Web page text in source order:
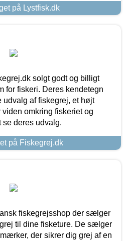
på Lystfisk.dk
solgt godt og billigt
for fiskeri. Deres kendetegn
af fiskegrej, et højt
omkring fiskeriet og
se deres udvalg.
på Fiskegrej.dk
fiskegrejsshop der sælger
til dine fisketure. De sælger
der sikrer dig grej af en